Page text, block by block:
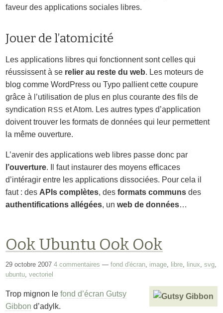
faveur des applications sociales libres.
Jouer de l’atomicité
Les applications libres qui fonctionnent sont celles qui
réussissent à se relier au reste du web. Les moteurs de
blog comme WordPress ou Typo pallient cette coupure
grâce à l’utilisation de plus en plus courante des fils de
syndication RSS et Atom. Les autres types d’application
doivent trouver les formats de données qui leur permettent
la même ouverture.
L’avenir des applications web libres passe donc par
l’ouverture. Il faut instaurer des moyens efficaces
d’intéragir entre les applications dissociées. Pour cela il
faut : des APIs complètes, desformats communs des
authentifications allégées, unweb de données…
Ook Ubuntu Ook Ook
29 octobre 20074 commentaires —fond d'écran, image, libre, linux,svg,
ubuntu,vectoriel
Trop mignon lefond d’écran Gutsy
Gibbon d’adylk.